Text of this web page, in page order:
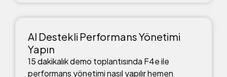
AI Destekli Performans Yönetimi
Yapın
15 dakikalık demo toplantısında F4e ile
performans yönetimi nasıl yapılır hemen